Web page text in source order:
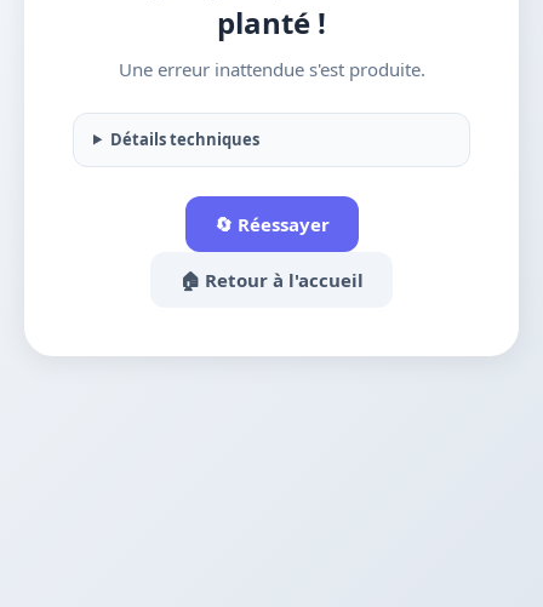
planté !
Une erreur inattendue s'est produite.
Détails techniques
🔄 Réessayer
🏠 Retour à l'accueil